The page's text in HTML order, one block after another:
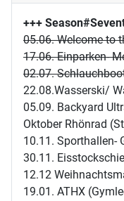
+++
05.06. Welcome to
17.06. Einparken-
02.07.
22.08.Wasserski/
05.09. Backyard
Oktober Rhönrad
10.11. Sporthallen-
30.11.
12.12
19.01. ATHX